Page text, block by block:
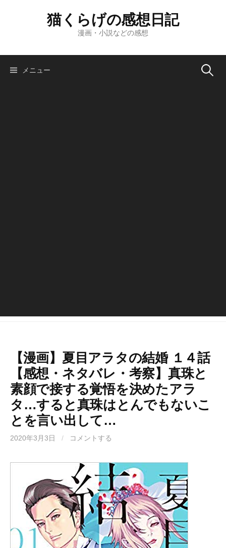
ツ
猫くらげの感想日記
漫画・小説などの感想
メニュー 検
【漫画】夏目アラタの結婚 １４話
【感想・ネタバレ・考察】真珠と
素顔で接する覚悟を決めたアラ
タ…すると真珠はとんでもないこ
とを言い出して…
2020年3月3日 / コメントする